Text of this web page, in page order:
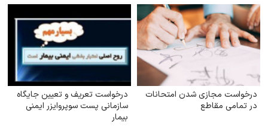
درخواست مجازی شدن امتحانات
در تمامی مقاطع
درخواست تعریف و تعیین جایگاه
سازمانی پست سوپروایزر ایمنی
بیمار